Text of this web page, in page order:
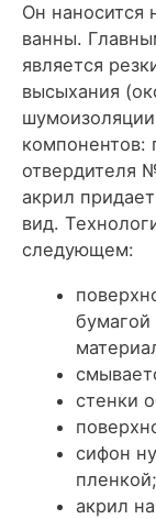
Он наносится
ванны.
является
высыхания
шумоизоляции
компонентов:
отвердителя
акрил
вид.
следующем:
стенки
сифон
пленкой;
акрил